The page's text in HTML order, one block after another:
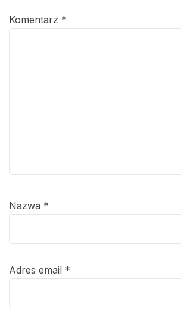
Komentarz *
Nazwa *
Adres email *